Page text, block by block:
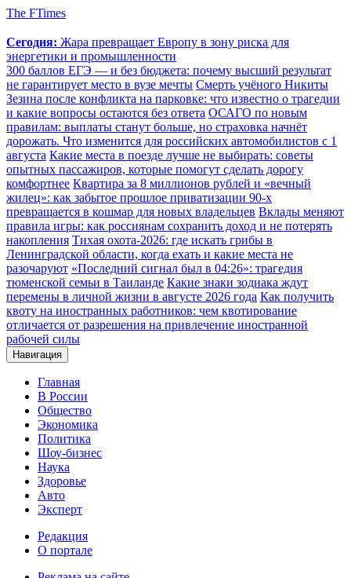
The FTimes
Сегодня: Жара превращает Европу в зону риска для
энергетики и промышленности
300 баллов ЕГЭ — и без бюджета: почему высший результат
не гарантирует место в вузе мечты Смерть учёного Никиты
Зезина после конфликта на парковке: что известно о трагедии
и какие вопросы остаются без ответа ОСАГО по новым
правилам: выплаты станут больше, но страховка начнёт
дорожать. Что изменится для российских автомобилистов с 1
августа Какие места в поезде лучше не выбирать: советы
опытных пассажиров, которые помогут сделать дорогу
комфортнее Квартира за 8 миллионов рублей и «вечный
жилец»: как забытое прошлое приватизации 90-х
превращается в кошмар для новых владельцев Вклады меняют
правила игры: как россиянам сохранить доход и не потерять
накопления Тихая охота-2026: где искать грибы в
Ленинградской области, когда ехать и какие места не
разочаруют «Последний сигнал был в 04:26»: трагедия
тюменской семьи в Таиланде Какие знаки зодиака ждут
перемены в личной жизни в августе 2026 года Как получить
квоту на иностранных работников: чем квотирование
отличается от разрешения на привлечение иностранной
рабочей силы
Навигация
Главная
В России
Общество
Экономика
Политика
Шоу-бизнес
Наука
Здоровье
Авто
Эксперт
Редакция
О портале